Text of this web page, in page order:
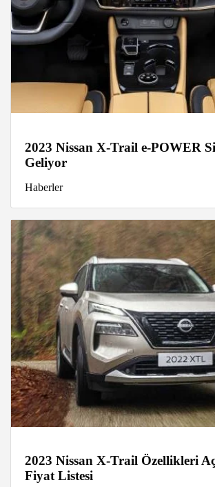
2023 Nissan X-Trail e-POWER
Geliyor
Haberler
2023 Nissan X-Trail Özellikleri
Fiyat Listesi